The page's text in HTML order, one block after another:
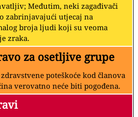
Međutim, neki zagađivači
zabrinjavajući utjecaj na
broja ljudi koji su veoma
zraka.
za osetljive grupe
poteškoće kod članova
verovatno neće biti pogođena.